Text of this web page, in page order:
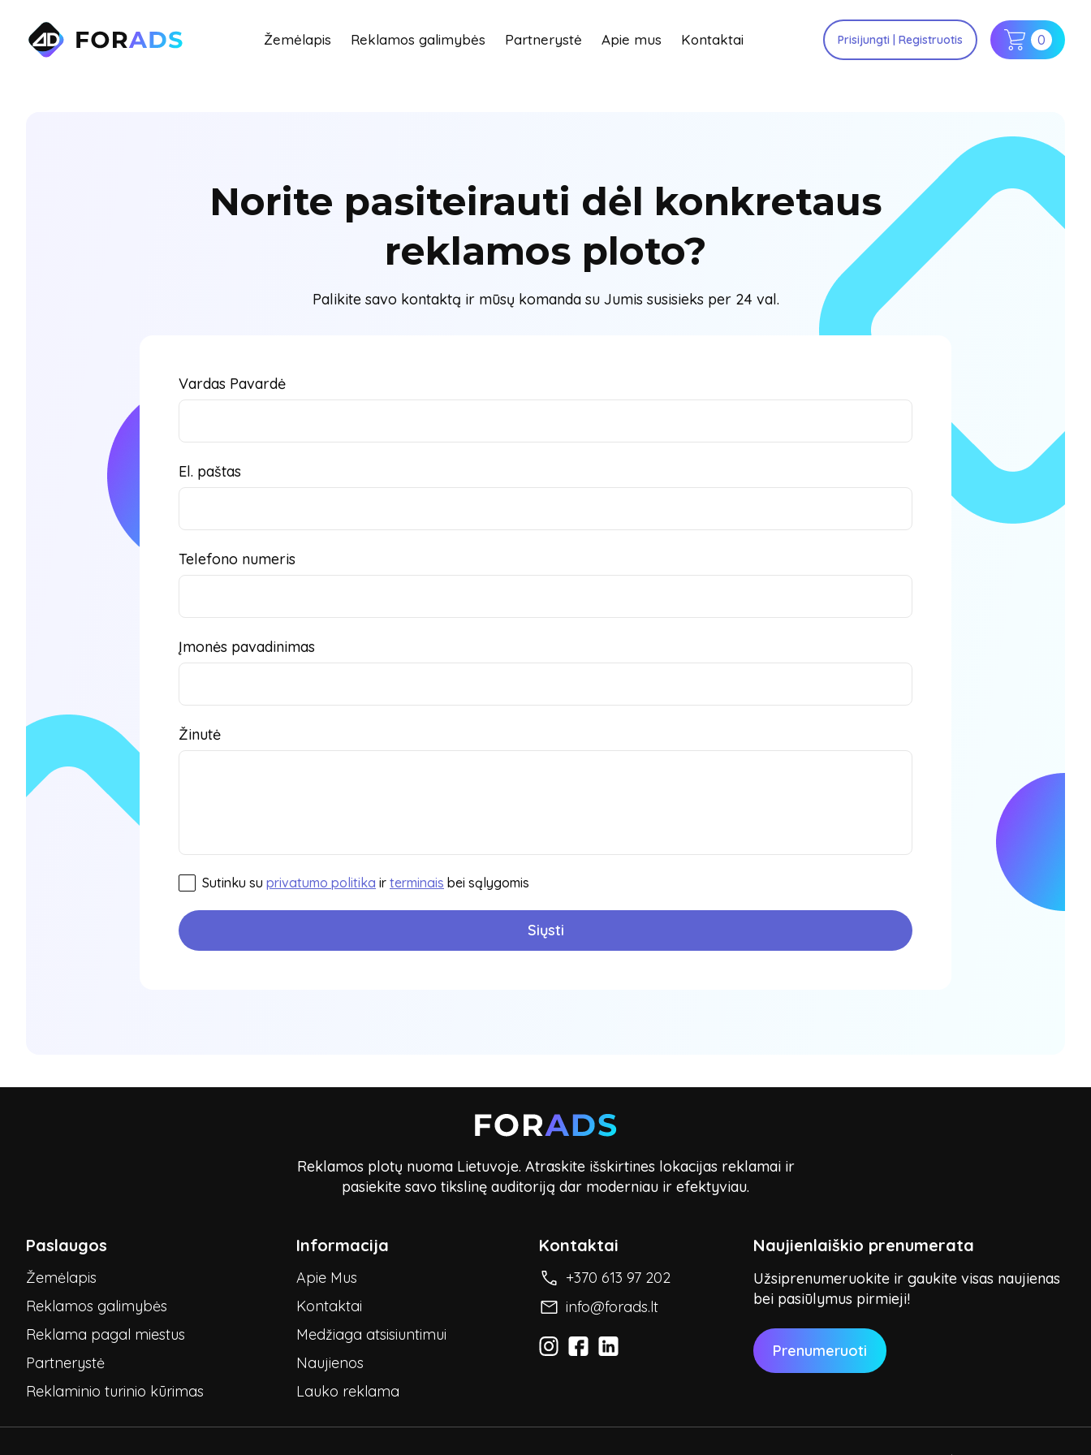
Žemėlapis Reklamos galimybės Partnerystė Apie mus Kontaktai Prisijungti | Registruotis 0
Norite pasiteirauti dėl konkretaus
reklamos ploto?
Palikite savo kontaktą ir mūsų komanda su Jumis susisieks per 24 val.
Vardas Pavardė
El. paštas
Telefono numeris
Įmonės pavadinimas
Žinutė
Sutinku su privatumo politika ir terminais bei sąlygomis
Siųsti
Reklamos plotų nuoma Lietuvoje. Atraskite išskirtines lokacijas reklamai ir
pasiekite savo tikslinę auditoriją dar moderniau ir efektyviau.
Paslaugos
Žemėlapis
Reklamos galimybės
Reklama pagal miestus
Partnerystė
Reklaminio turinio kūrimas
Informacija
Apie Mus
Kontaktai
Medžiaga atsisiuntimui
Naujienos
Lauko reklama
Kontaktai
+370 613 97 202
info@forads.lt
Naujienlaiškio prenumerata
Užsiprenumeruokite ir gaukite visas naujienas
bei pasiūlymus pirmieji!
Prenumeruoti